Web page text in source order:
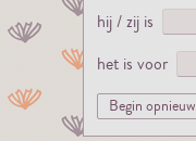
hij / zij is
het is voor
Begin opnieuw